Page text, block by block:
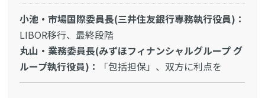
小池・市場国際委員長(三井住友銀行専務執行役員)：
LIBOR移行、最終段階
丸山・業務委員長(みずほフィナンシャルグループ グ
ループ執行役員)：
「包括担保」、双方に利点を